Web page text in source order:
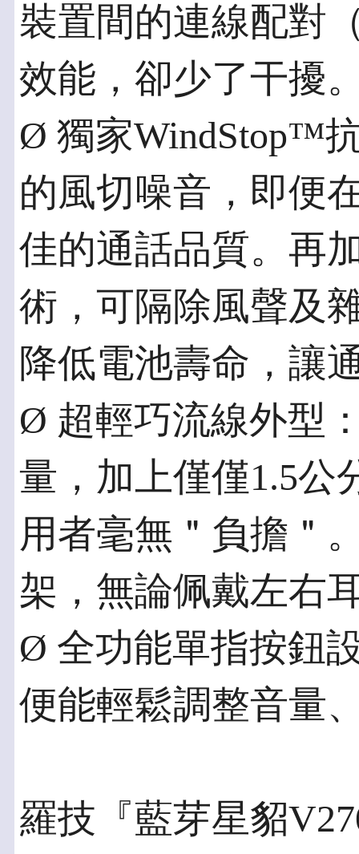
裝置間的連線配對
效能，卻少了干擾
Ø 獨家WindStop™
的風切噪音，即便
佳的通話品質。再
術，可隔除風聲及
降低電池壽命，讓
Ø 超輕巧流線外型
量，加上僅僅1.5公
用者毫無＂負擔＂
架，無論佩戴左右
Ø 全功能單指按鈕
便能輕鬆調整音量
羅技『藍芽星貂